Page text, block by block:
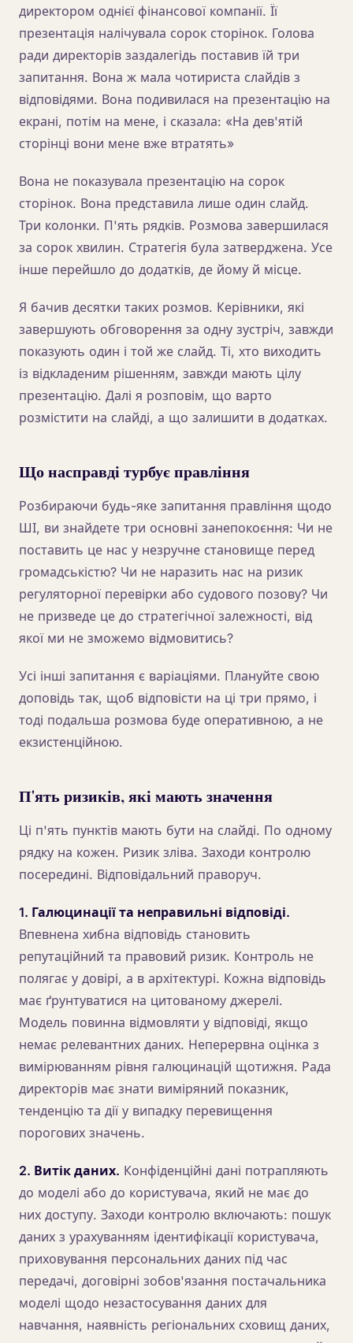
директором однієї фінансової компанії. Її
презентація налічувала сорок сторінок. Голова
ради директорів заздалегідь поставив їй три
запитання. Вона ж мала чотириста слайдів з
відповідями. Вона подивилася на презентацію на
екрані, потім на мене, і сказала: «На дев'ятій
сторінці вони мене вже втратять»
Вона не показувала презентацію на сорок
сторінок. Вона представила лише один слайд.
Три колонки. П'ять рядків. Розмова завершилася
за сорок хвилин. Стратегія була затверджена. Усе
інше перейшло до додатків, де йому й місце.
Я бачив десятки таких розмов. Керівники, які
завершують обговорення за одну зустріч, завжди
показують один і той же слайд. Ті, хто виходить
із відкладеним рішенням, завжди мають цілу
презентацію. Далі я розповім, що варто
розмістити на слайді, а що залишити в додатках.
Що насправді турбує правління
Розбираючи будь-яке запитання правління щодо
ШІ, ви знайдете три основні занепокоєння: Чи не
поставить це нас у незручне становище перед
громадськістю? Чи не наразить нас на ризик
регуляторної перевірки або судового позову? Чи
не призведе це до стратегічної залежності, від
якої ми не зможемо відмовитись?
Усі інші запитання є варіаціями. Плануйте свою
доповідь так, щоб відповісти на ці три прямо, і
тоді подальша розмова буде оперативною, а не
екзистенційною.
П'ять ризиків, які мають значення
Ці п'ять пунктів мають бути на слайді. По одному
рядку на кожен. Ризик зліва. Заходи контролю
посередині. Відповідальний праворуч.
1. Галюцинації та неправильні відповіді.
Впевнена хибна відповідь становить
репутаційний та правовий ризик. Контроль не
полягає у довірі, а в архітектурі. Кожна відповідь
має ґрунтуватися на цитованому джерелі.
Модель повинна відмовляти у відповіді, якщо
немає релевантних даних. Неперервна оцінка з
вимірюванням рівня галюцинацій щотижня. Рада
директорів має знати виміряний показник,
тенденцію та дії у випадку перевищення
порогових значень.
2. Витік даних. Конфіденційні дані потрапляють
до моделі або до користувача, який не має до
них доступу. Заходи контролю включають: пошук
даних з урахуванням ідентифікації користувача,
приховування персональних даних під час
передачі, договірні зобов'язання постачальника
моделі щодо незастосування даних для
навчання, наявність регіональних сховищ даних,